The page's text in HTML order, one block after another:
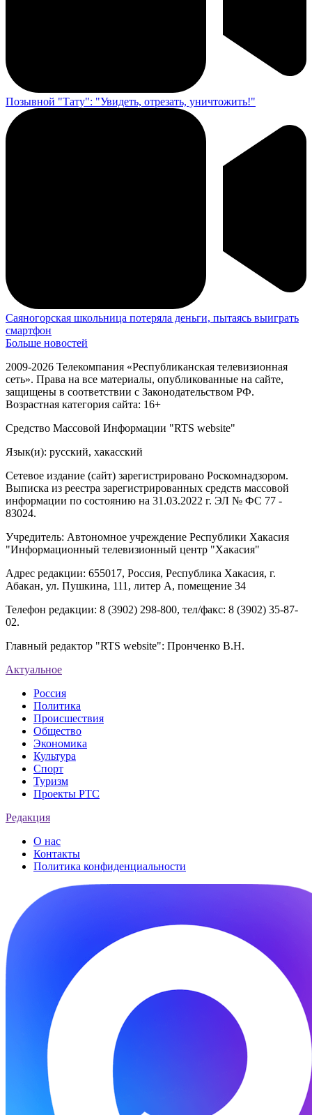
Позывной "Тату": "Увидеть, отрезать, уничтожить!"
Саяногорская школьница потеряла деньги, пытаясь выиграть
смартфон
Больше новостей
2009-2026 Телекомпания «Республиканская телевизионная
сеть». Права на все материалы, опубликованные на сайте,
защищены в соответствии с Законодательством РФ.
Возрастная категория сайта: 16+
Средство Массовой Информации "RTS website"
Язык(и): русский, хакасский
Сетевое издание (сайт) зарегистрировано Роскомнадзором.
Выписка из реестра зарегистрированных средств массовой
информации по состоянию на 31.03.2022 г. ЭЛ № ФС 77 -
83024.
Учредитель: Автономное учреждение Республики Хакасия
"Информационный телевизионный центр "Хакасия"
Адрес редакции: 655017, Россия, Республика Хакасия, г.
Абакан, ул. Пушкина, 111, литер А, помещение 34
Телефон редакции: 8 (3902) 298-800, тел/факс: 8 (3902) 35-87-
02.
Главный редактор "RTS website": Пронченко В.Н.
Актуальное
Россия
Политика
Происшествия
Общество
Экономика
Культура
Спорт
Туризм
Проекты РТС
Редакция
О нас
Контакты
Политика конфиденциальности